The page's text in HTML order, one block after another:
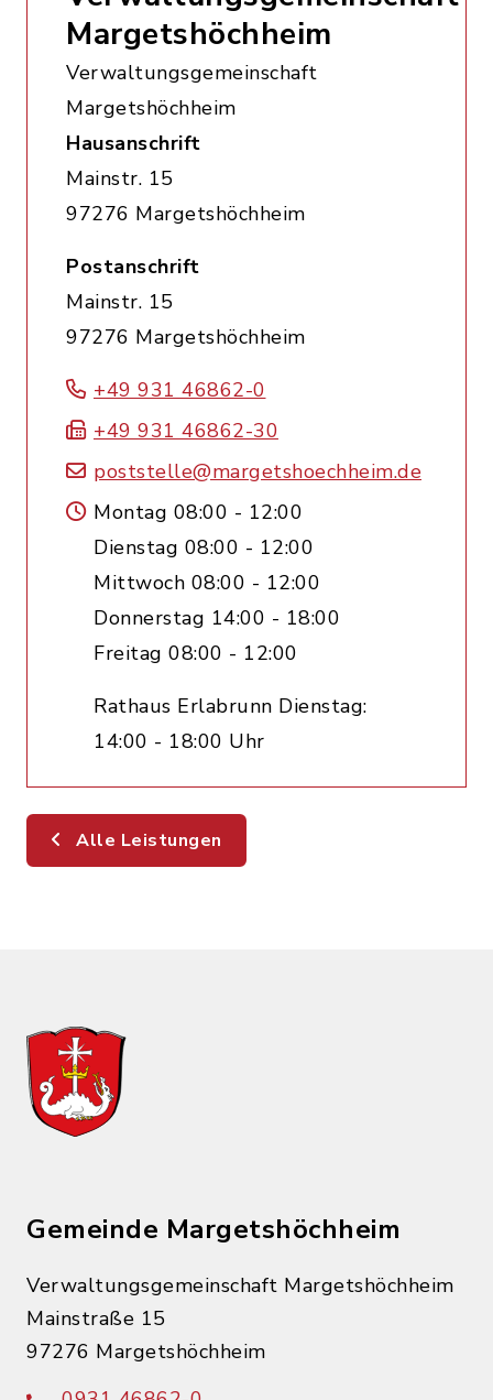
Margetshöchheim
Verwaltungsgemeinschaft
Margetshöchheim
Hausanschrift
Mainstr. 15
97276 Margetshöchheim
Postanschrift
Mainstr. 15
97276 Margetshöchheim
+49 931 46862-0
+49 931 46862-30
poststelle@margetshoechheim.de
Montag 08:00 - 12:00
Dienstag 08:00 - 12:00
Mittwoch 08:00 - 12:00
Donnerstag 14:00 - 18:00
Freitag 08:00 - 12:00
Rathaus Erlabrunn Dienstag:
14:00 - 18:00 Uhr
Alle Leistungen
Gemeinde Margetshöchheim
Verwaltungsgemeinschaft Margetshöchheim
Mainstraße 15
97276 Margetshöchheim